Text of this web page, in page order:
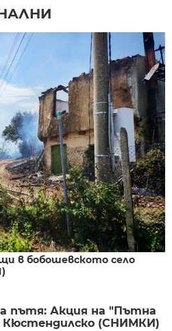
в бобошевското село
пътя: Акция на "Пътна
Кюстендилско (СНИМКИ)